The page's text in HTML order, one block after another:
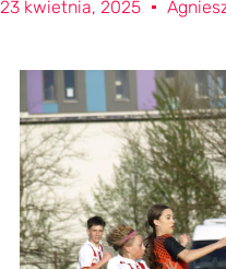
23 kwietnia, 2025